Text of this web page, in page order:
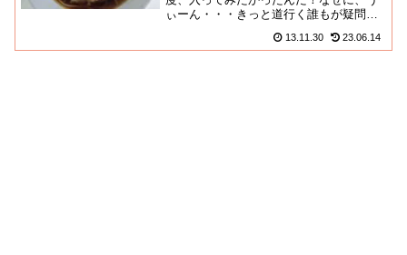
ぃーん・・・きっと道行く誰もが疑問に
隠れようのない立地の勝利であり...
13.11.30 23.06.14